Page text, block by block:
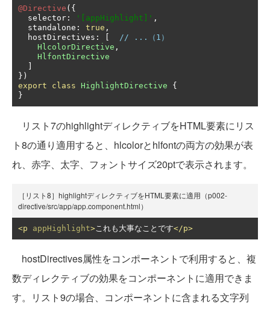
@Directive ({
  selector
: '[appHighlight]' ,
  standalone
: true ,
  hostDirectives
:
// ...（1）
HlcolorDirective ,
HlfontDirective
})
export
class HighlightDirective
{
}
リスト7のhighlightディレクティブをHTML要素にリス
ト8の通り適用すると、hlcolorとhlfontの両方の効果が表
れ、赤字、太字、フォントサイズ20ptで表示されます。
［リスト8］highlightディレクティブをHTML要素に適用（p002-
directive/src/app/app.component.html）
<p appHighlight>これも大事なことです</p>
hostDirectives属性をコンポーネントで利用すると、複
数ディレクティブの効果をコンポーネントに適用できま
す。リスト9の場合、コンポーネントに含まれる文字列